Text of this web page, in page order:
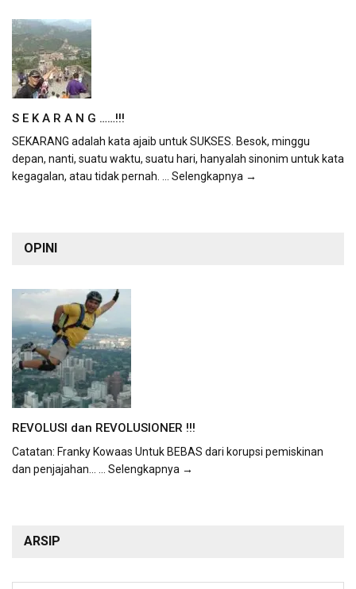
S E K A R A N G ……!!!
SEKARANG adalah kata ajaib untuk SUKSES. Besok, minggu
depan, nanti, suatu waktu, suatu hari, hanyalah sinonim untuk kata
kegagalan, atau tidak pernah. ... Selengkapnya →
OPINI
REVOLUSI dan REVOLUSIONER !!!
Catatan: Franky Kowaas Untuk BEBAS dari korupsi pemiskinan
dan penjajahan...
... Selengkapnya →
ARSIP